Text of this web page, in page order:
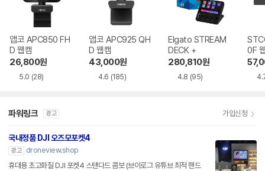
앱코 APC850 FH
D 웹캠
26,800원
5.0 (28)
앱코 APC925 QH
D 웹캠
43,000원
4.6 (185)
Elgato STREAM
DECK +
280,810원
4.8 (95)
0F
파워링크 광고 가입신청
국내정품 DJI 오즈모포켓4
광고
droneview.shop
휴대용 초고화질 DJI 포켓4 스탠다드 콤보 (브이로그 유튜브 최적 핸드